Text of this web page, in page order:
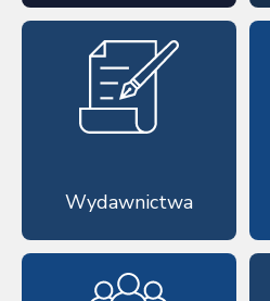
Wydawnictwa